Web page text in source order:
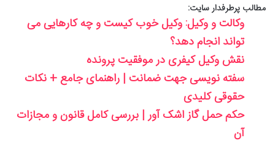
مطالب پرطرفدار سایت:
وکالت و وکیل: وکیل خوب کیست و چه کارهایی می‌
تواند انجام دهد؟
نقش وکیل کیفری در موفقیت پرونده
سفته نویسی جهت ضمانت | راهنمای جامع + نکات
حقوقی کلیدی
حکم حمل گاز اشک آور | بررسی کامل قانون و مجازات
آن